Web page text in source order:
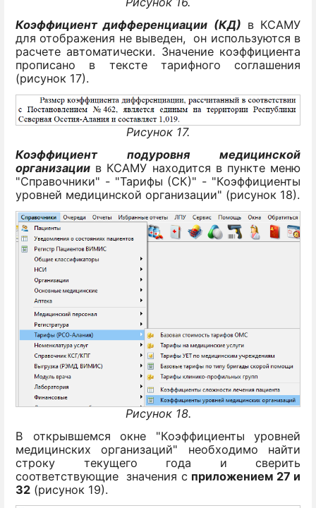
Коэффициент дифференциации (КД) в КСАМУ
для отображения не выведен, он используются в
расчете автоматически. Значение коэффициента
прописано в тексте тарифного соглашения
(рисунок 17).
Рисунок 17.
Коэффициент подуровня медицинской
организации в КСАМУ находится в пункте меню
"Справочники" - "Тарифы (СК)" - "Коэффициенты
уровней медицинской организации" (рисунок 18).
Рисунок 18.
В открывшемся окне "Коэффициенты уровней
медицинских организаций" необходимо найти
строку текущего года и сверить
соответствующие значения с приложением 27 и
32 (рисунок 19).